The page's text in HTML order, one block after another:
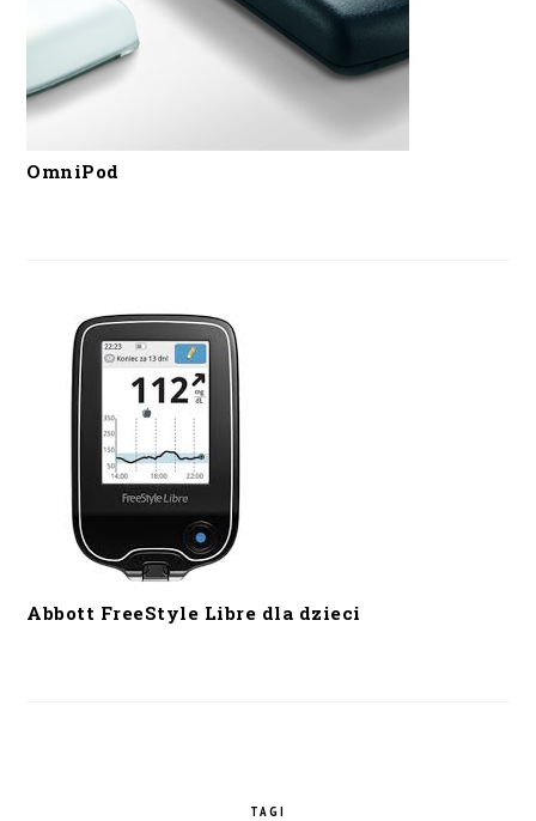
OmniPod
Abbott FreeStyle Libre dla dzieci
TAGI